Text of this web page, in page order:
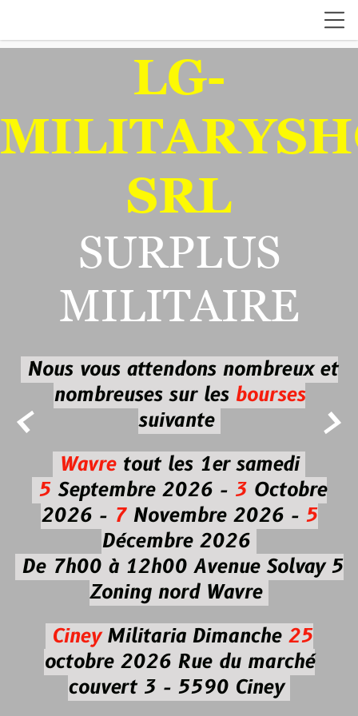
 
LG-
SRL
SURPLUS
MILITAIRE
Nous vous attendons nombreux et
nombreuses sur les bourses
suivante
Wavretout les 1er samedi
5Septembre 2026 - 3Octobre
2026 -7Novembre 2026 - 5
Décembre 2026
De 7h00 à 12h00 Avenue Solvay 5
Zoning nord Wavre
CineyMilitaria Dimanche 25
octobre 2026Rue du marché
couvert 3 - 5590 Ciney